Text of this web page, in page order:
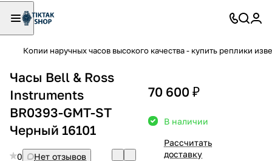
Копии наручных часов высокого качества - купить реплики
Часы Bell & Ross
Instruments
BR0393-GMT-ST
Черный 16101
0
Нет отзывов
70 600 ₽
В наличии
Рассчитать
доставку